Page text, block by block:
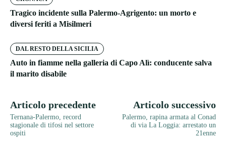
Tragico incidente sulla Palermo-Agrigento: un morto e
diversi feriti a Misilmeri
DAL RESTO DELLA SICILIA
Auto in fiamme nella galleria di Capo Alì: conducente salva
il marito disabile
Articolo precedente
Ternana-Palermo, record
stagionale di tifosi nel settore
ospiti
Articolo successivo
Palermo, rapina armata al Conad
di via La Loggia: arrestato un
21enne